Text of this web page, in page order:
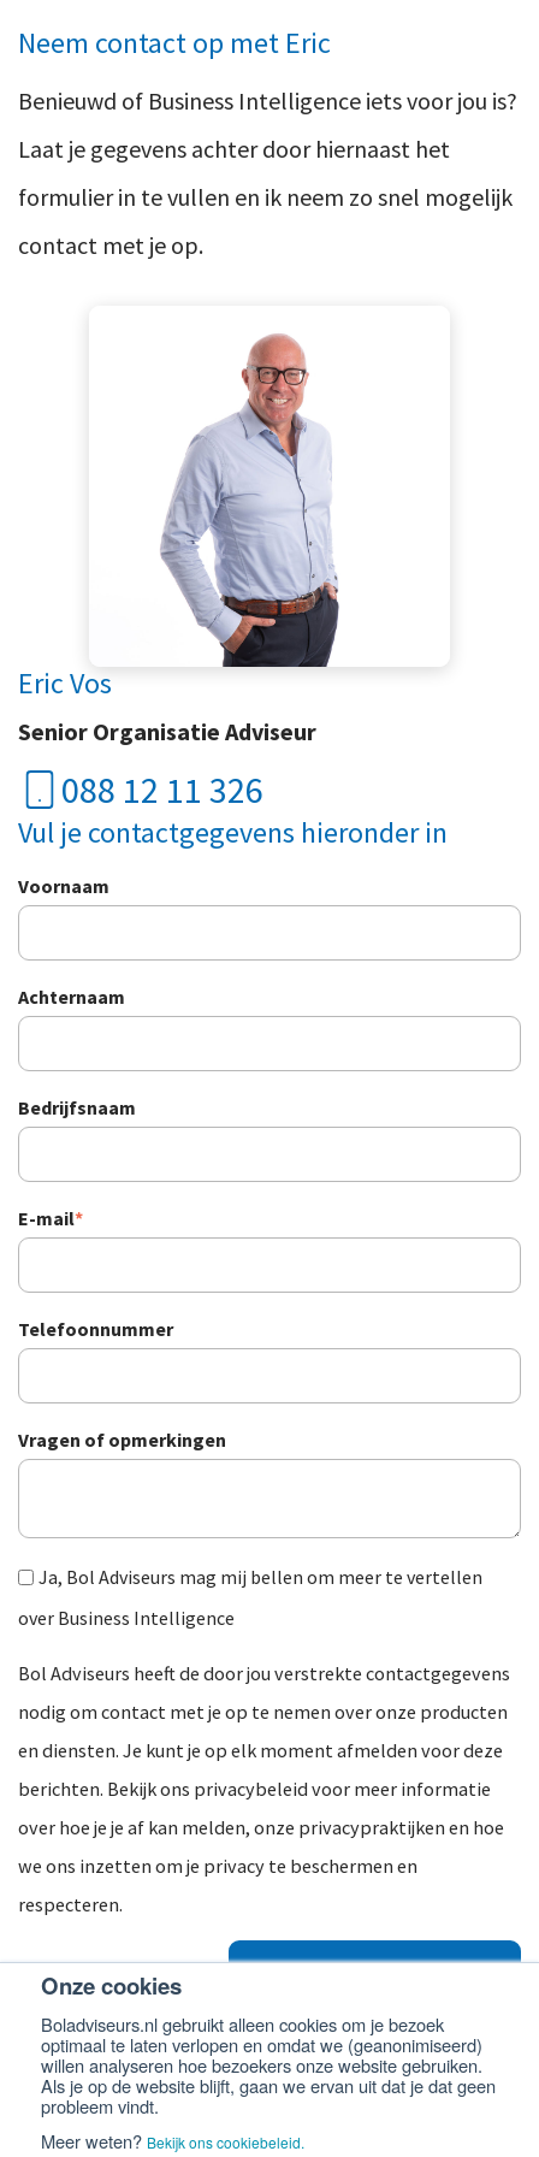
Onze cookies
Boladviseurs.nl gebruikt alleen cookies om je bezoek
optimaal te laten verlopen en omdat we (geanonimiseerd)
willen analyseren hoe bezoekers onze website gebruiken.
Als je op de website blijft, gaan we ervan uit dat je dat geen
probleem vindt.
Meer weten? Bekijk ons cookiebeleid.
Werken bij
Service & Support
Veilig bestanden delen
Duurzaam ondernemen
Werken-bij
Bedrijfsgeschiedenis
Contact
Neem contact op met Eric
Benieuwd of Business Intelligence iets voor jou is?
Laat je gegevens achter door hiernaast het
formulier in te vullen en ik neem zo snel mogelijk
contact met je op.
Eric Vos
Senior Organisatie Adviseur
088 12 11 326
Vul je contactgegevens hieronder in
Voornaam
Achternaam
Bedrijfsnaam
E-mail*
Telefoonnummer
Vragen of opmerkingen
Ja, Bol Adviseurs mag mij bellen om meer te vertellen
over Business Intelligence
Bol Adviseurs heeft de door jou verstrekte contactgegevens
nodig om contact met je op te nemen over onze producten
en diensten. Je kunt je op elk moment afmelden voor deze
berichten. Bekijk ons privacybeleid voor meer informatie
over hoe je je af kan melden, onze privacypraktijken en hoe
we ons inzetten om je privacy te beschermen en
respecteren.
© 2026 - Bol Adviseurs Algemene voorwaarden